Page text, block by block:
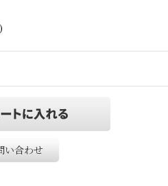
い合わせ